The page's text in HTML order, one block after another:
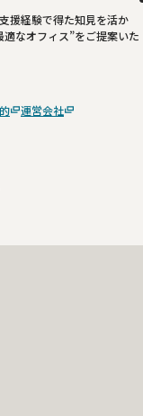
援経験で得た知見を活か
なオフィス”をご提案いた
運営会社